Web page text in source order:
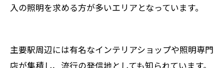
入の照明を求める方が多いエリアとなっています。
主要駅周辺には有名なインテリアショップや照明専門
店が集積し、流行の発信地としても知られています。